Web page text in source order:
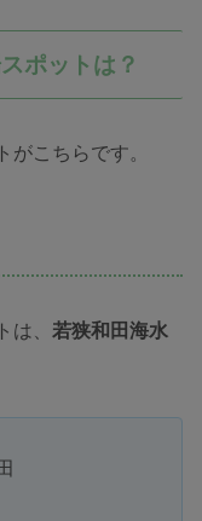
ポットは？
こちらです。
は、 若狭和田海水